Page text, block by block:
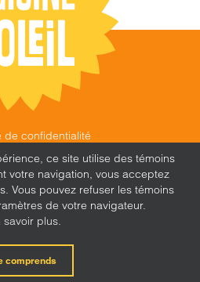
de confidentialité
|
FEU FOLLET - DESIGN •
• MARKETING
Facebook
ce site utilise des témoins
votre navigation, vous acceptez
Vous pouvez refuser les témoins
de votre navigateur.
savoir plus.
comprends